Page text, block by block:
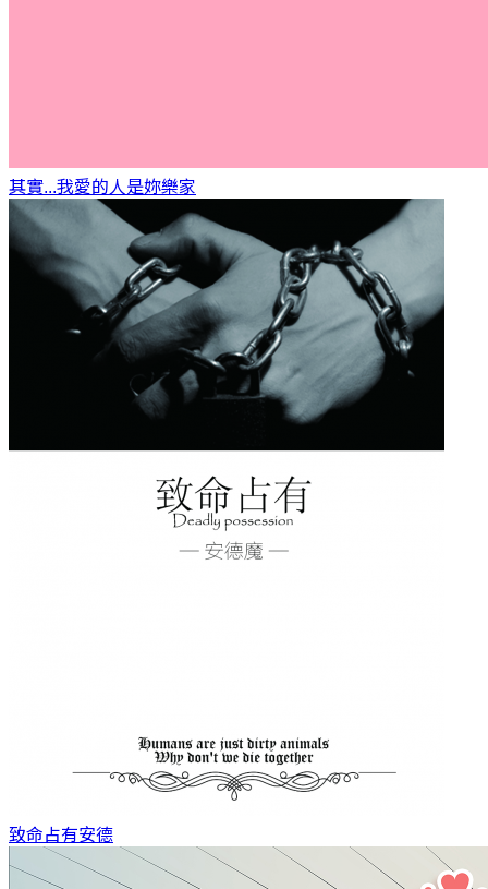
其實...我愛的人是妳樂家
致命占有安德